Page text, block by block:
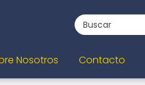
Nosotros Contacto